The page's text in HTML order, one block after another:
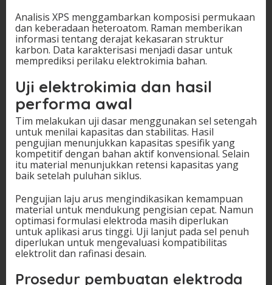
Analisis XPS menggambarkan komposisi permukaan
dan keberadaan heteroatom. Raman memberikan
informasi tentang derajat kekasaran struktur
karbon. Data karakterisasi menjadi dasar untuk
memprediksi perilaku elektrokimia bahan.
Uji elektrokimia dan hasil
performa awal
Tim melakukan uji dasar menggunakan sel setengah
untuk menilai kapasitas dan stabilitas. Hasil
pengujian menunjukkan kapasitas spesifik yang
kompetitif dengan bahan aktif konvensional. Selain
itu material menunjukkan retensi kapasitas yang
baik setelah puluhan siklus.
Pengujian laju arus mengindikasikan kemampuan
material untuk mendukung pengisian cepat. Namun
optimasi formulasi elektroda masih diperlukan
untuk aplikasi arus tinggi. Uji lanjut pada sel penuh
diperlukan untuk mengevaluasi kompatibilitas
elektrolit dan rafinasi desain.
Prosedur pembuatan elektroda